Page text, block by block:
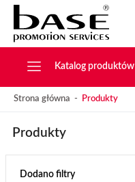
KONTAKT
Katalog produktów
Tekstylia
Świąteczne
Drobiazgi, Breloki
Strona główna Produkty
Produkty
Dodano filtry